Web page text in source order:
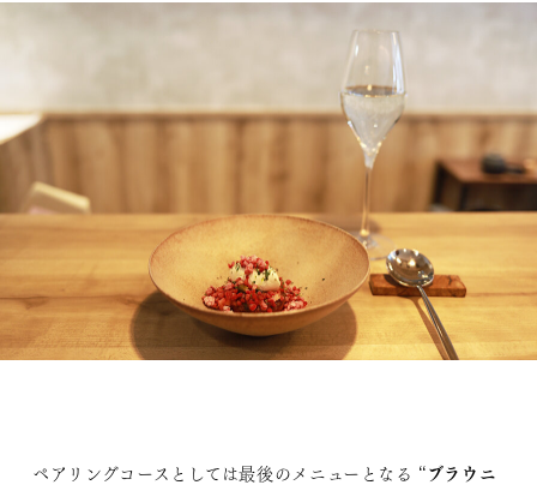
ペアリングコースとしては最後のメニューとなる “ブラウニ